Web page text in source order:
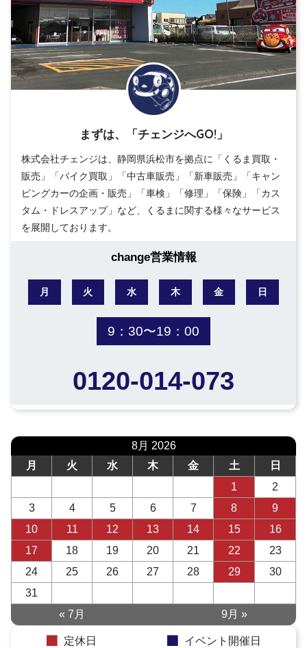
まずは、「チェンジへGO!」
株式会社チェンジは、静岡県浜松市を拠点に「くるま買取・
販売」「バイク買取」「中古車販売」「新車販売」「キャン
ピングカーの企画・販売」「車検」「修理」「保険」「カス
タム・ドレスアップ」など、くるまに関する様々なサービス
を展開しております。
change営業情報
月 火 水 木 金 日
9：30〜19：00
0120-014-073
8月 2026
月
火 水 木 金 土
日
1
2
3
4 5 6 7 8
9
10
11 12 13 14 15
16
17
18 19 20 21 22
23
24
25 26 27 28 29
30
31
« 7月
9月 »
定休日 イベント開催日